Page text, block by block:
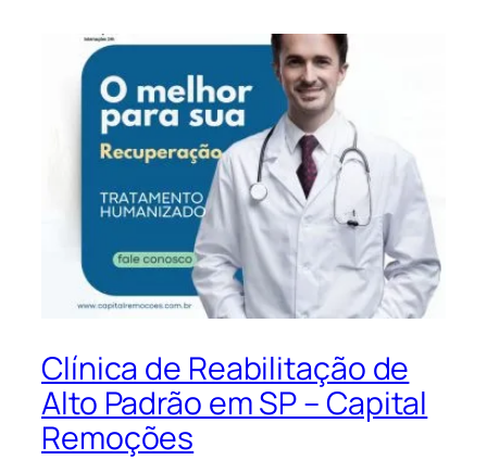
Clínica de Reabilitação de
Alto Padrão em SP – Capital
Remoções